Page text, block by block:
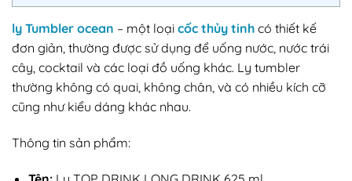
ly Tumbler ocean – một loại cốc thủy tinh có thiết kế
đơn giản, thường được sử dụng để uống nước, nước trái
cây, cocktail và các loại đồ uống khác. Ly tumbler
thường không có quai, không chân, và có nhiều kích cỡ
cũng như kiểu dáng khác nhau.
Thông tin sản phẩm: